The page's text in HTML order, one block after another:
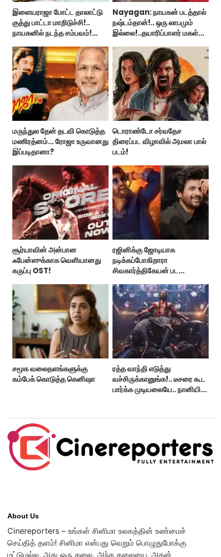
இளையராஜா போட்ட தாலாட்டு
குத்து பாட்டா மாறிடுச்சி!..
நாயகனில் நடந்த சம்பவம்!...
Nayagan: நாயகன் படத்தால்
நஷ்டம்தான்!.. ஒரு லாபமும்
இல்லை!..தயாரிப்பாளர் மகள்
மருந்துல தேன் தடவி கொடுத்த
மணிரத்னம்... ரோஜா உருவானது
இப்படிதானா?
டொராண்டோ சர்வதேச
திரைப்பட விழாவில் அமலா பால்
படம்!
சூர்யாவின் அன்பான
ஃபேன்ஸுக்காக வெளியானது
கருப்பு OST!
ரஜினிக்கு ஜோடியாக
நடிக்கப்போகிறாரா
சிவகார்த்திகேயன் பட
சமூக வலைதளங்களுக்கு
கம்பேக் கொடுத்த கெனிஷா
ரத்த வாந்தி எடுத்து
வச்சிருக்கானுங்க!.. டீசரை கூட
பார்க்க முடியலையே.. நானியின்
About Us
Cinereporters – உங்கள் சினிமா உலகத்தின் உண்மைச்
செய்தித் தளம்! சினிமா என்பது வெறும் பொழுதுபோக்கு
மட்டுமல்ல, அது ஒரு கலை. அந்த கலையை, அதன்